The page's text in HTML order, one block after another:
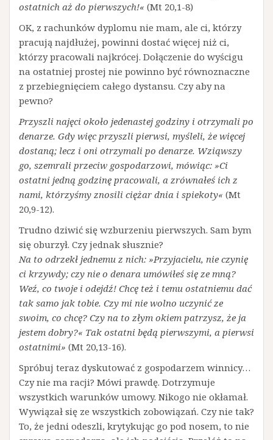
ostatnich aż do pierwszych!« (Mt 20,1-8)
OK, z rachunków dyplomu nie mam, ale ci, którzy
pracują najdłużej, powinni dostać więcej niż ci,
którzy pracowali najkrócej. Dołączenie do wyścigu
na ostatniej prostej nie powinno być równoznaczne
z przebiegnięciem całego dystansu. Czy aby na
pewno?
Przyszli najęci około jedenastej godziny i otrzymali po
denarze. Gdy więc przyszli pierwsi, myśleli, że więcej
dostaną; lecz i oni otrzymali po denarze. Wziąwszy
go, szemrali przeciw gospodarzowi, mówiąc: »Ci
ostatni jedną godzinę pracowali, a zrównałeś ich z
nami, którzyśmy znosili ciężar dnia i spiekoty« (Mt
20,9-12).
Trudno dziwić się wzburzeniu pierwszych. Sam bym
się oburzył. Czy jednak słusznie?
Na to odrzekł jednemu z nich: »Przyjacielu, nie czynię
ci krzywdy; czy nie o denara umówiłeś się ze mną?
Weź, co twoje i odejdź! Chcę też i temu ostatniemu dać
tak samo jak tobie. Czy mi nie wolno uczynić ze
swoim, co chcę? Czy na to złym okiem patrzysz, że ja
jestem dobry?« Tak ostatni będą pierwszymi, a pierwsi
ostatnimi» (Mt 20,13-16).
Spróbuj teraz dyskutować z gospodarzem winnicy…
Czy nie ma racji? Mówi prawdę. Dotrzymuje
wszystkich warunków umowy. Nikogo nie okłamał.
Wywiązał się ze wszystkich zobowiązań. Czy nie tak?
To, że jedni odeszli, krytykując go pod nosem, to nie